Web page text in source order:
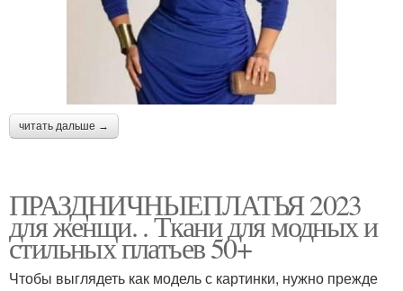
читать дальше →
ПРАЗДНИЧНЫЕПЛАТЬЯ 2023
для женщи. . Ткани для модных и
стильных платьев 50+
Чтобы выглядеть как модель с картинки, нужно прежде